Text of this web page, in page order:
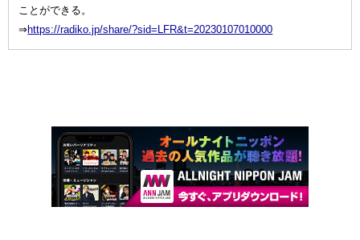
ことができる。
⇒https://radiko.jp/share/?sid=LFR&t=20230107010000